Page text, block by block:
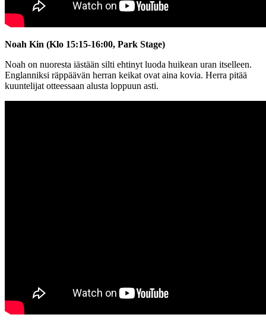
Noah Kin (Klo 15:15-16:00, Park Stage)
Noah on nuoresta iästään silti ehtinyt luoda huikean uran itselleen.
Englanniksi räppäävän herran keikat ovat aina kovia. Herra pitää
kuuntelijat otteessaan alusta loppuun asti.